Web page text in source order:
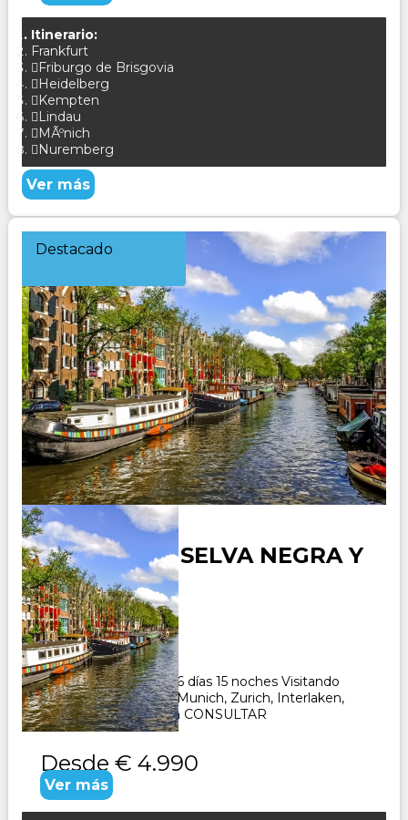
Itinerario:
Frankfurt
Friburgo de Brisgovia
Heidelberg
Kempten
Lindau
MÃºnich
Nuremberg
Ver más
Destacado
ALEMANIA - SELVA NEGRA Y
SUIZA
Duración:
16Días15Noches
Paquete Turistico de 16 días 15 noches Visitando
Frankfurt, Heidelberg, Munich, Zurich, Interlaken,
Ginebra, Zermat, Zuich CONSULTAR
Desde € 4.990
Ver más